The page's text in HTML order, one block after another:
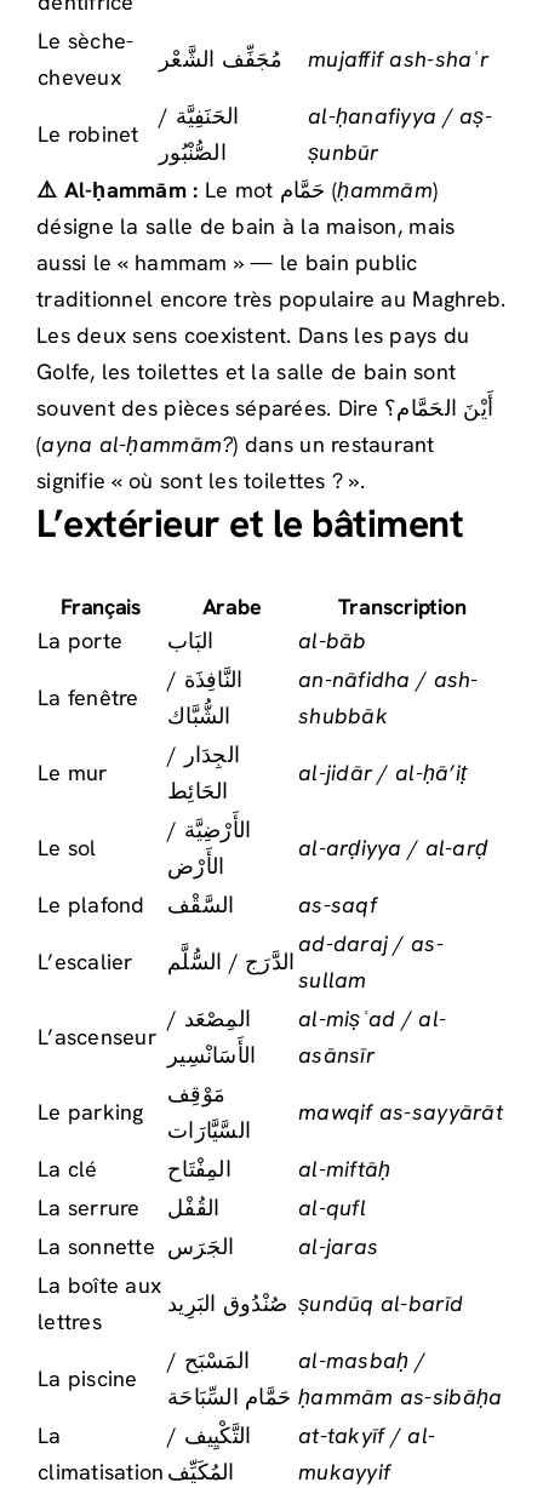
Le sèche-
cheveux
مُجَفِّف الشَّعْر mujaffif ash-shaʿr
Le robinet
الحَنَفِيَّة /
الصُّنْبُور
al-ḥanafiyya / aṣ-
ṣunbūr
⚠️ Al-ḥammām :
Le mot حَمَّام (ḥammām)
désigne la salle de bain à la maison, mais
aussi le « hammam » — le bain public
traditionnel encore très populaire au Maghreb.
Les deux sens coexistent. Dans les pays du
Golfe, les toilettes et la salle de bain sont
souvent des pièces séparées. Dire أَيْنَ الحَمَّام؟
(ayna al-ḥammām?) dans un restaurant
signifie « où sont les toilettes ? ».
L’extérieur et le bâtiment
Français Arabe
Transcription
La porte
البَاب al-bāb
La fenêtre
النَّافِذَة /
الشُّبَّاك
an-nāfidha / ash-
shubbāk
Le mur
الجِدَار /
الحَائِط
al-jidār / al-ḥā’iṭ
Le sol
الأَرْضِيَّة /
الأَرْض
al-arḍiyya / al-arḍ
Le plafond السَّقْف as-saqf
L’escalier الدَّرَج / السُّلَّم
ad-daraj / as-
sullam
L’ascenseur
المِصْعَد /
الأَسَانْسِير
al-miṣʿad / al-
asānsīr
Le parking
مَوْقِف
السَّيَّارَات
mawqif as-sayyārāt
La clé المِفْتَاح
al-miftāḥ
La serrure
القُفْل
al-qufl
La sonnette الجَرَس
al-jaras
La boîte aux
lettres
صُنْدُوق البَرِيد ṣundūq al-barīd
La piscine
المَسْبَح /
حَمَّام السِّبَاحَة
al-masbaḥ /
ḥammām as-sibāḥa
La
climatisation
التَّكْيِيف /
المُكَيِّف
at-takyīf / al-
mukayyif